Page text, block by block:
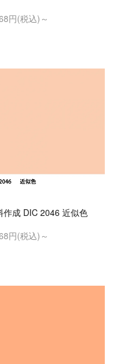
円(税込)～
作成 DIC 2046 近似色
円(税込)～